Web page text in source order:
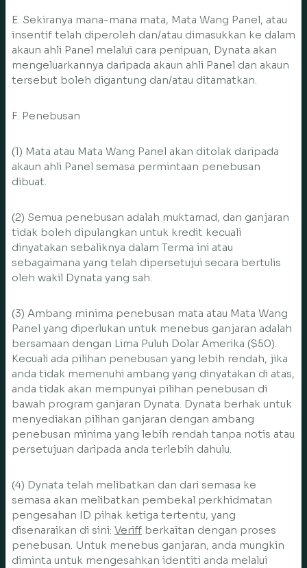
E. Sekiranya mana-mana mata, Mata Wang Panel, atau
insentif telah diperoleh dan/atau dimasukkan ke dalam
akaun ahli Panel melalui cara penipuan, Dynata akan
mengeluarkannya daripada akaun ahli Panel dan akaun
tersebut boleh digantung dan/atau ditamatkan.
F. Penebusan
(1) Mata atau Mata Wang Panel akan ditolak daripada
akaun ahli Panel semasa permintaan penebusan
dibuat.
(2) Semua penebusan adalah muktamad, dan ganjaran
tidak boleh dipulangkan untuk kredit kecuali
dinyatakan sebaliknya dalam Terma ini atau
sebagaimana yang telah dipersetujui secara bertulis
oleh wakil Dynata yang sah.
(3) Ambang minima penebusan mata atau Mata Wang
Panel yang diperlukan untuk menebus ganjaran adalah
bersamaan dengan Lima Puluh Dolar Amerika ($50).
Kecuali ada pilihan penebusan yang lebih rendah, jika
anda tidak memenuhi ambang yang dinyatakan di atas,
anda tidak akan mempunyai pilihan penebusan di
bawah program ganjaran Dynata. Dynata berhak untuk
menyediakan pilihan ganjaran dengan ambang
penebusan minima yang lebih rendah tanpa notis atau
persetujuan daripada anda terlebih dahulu.
(4) Dynata telah melibatkan dan dari semasa ke
semasa akan melibatkan pembekal perkhidmatan
pengesahan ID pihak ketiga tertentu, yang
disenaraikan di sini: Veriff berkaitan dengan proses
penebusan. Untuk menebus ganjaran, anda mungkin
diminta untuk mengesahkan identiti anda melalui